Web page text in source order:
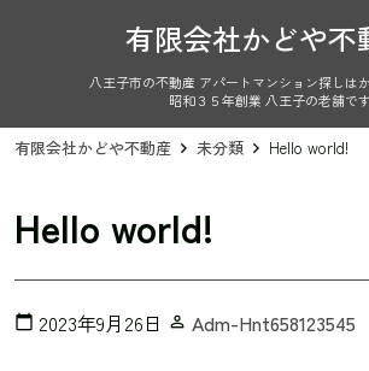
有限会社かどや不
八王子市の不動産 アパートマンション探しは
昭和３５年創業 八王子の老舗です
有限会社かどや不動産 未分類 Hello world!
Hello world!
calendar_today 2023年9月26日 person_outline Adm-Hnt658123545